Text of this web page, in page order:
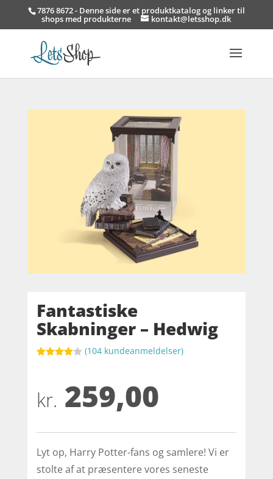
7876 8672 - Denne side er et produktkatalog og linker til
shops med produkterne kontakt@letsshop.dk
Fantastiske
Skabninger – Hedwig
baseret
på
kundebed
(104 kundeanmeldelser)
kr. 259,00
Lyt op, Harry Potter-fans og samlere! Vi er
stolte af at præsentere vores seneste